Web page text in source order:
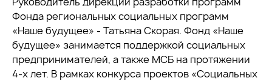
Фонда региональных социальных программ
«Наше будущее» - Татьяна Скорая. Фонд «Наше
будущее» занимается поддержкой социальных
предпринимателей, а также МСБ на протяжении
4-х лет. В рамках конкурса проектов «Социальных